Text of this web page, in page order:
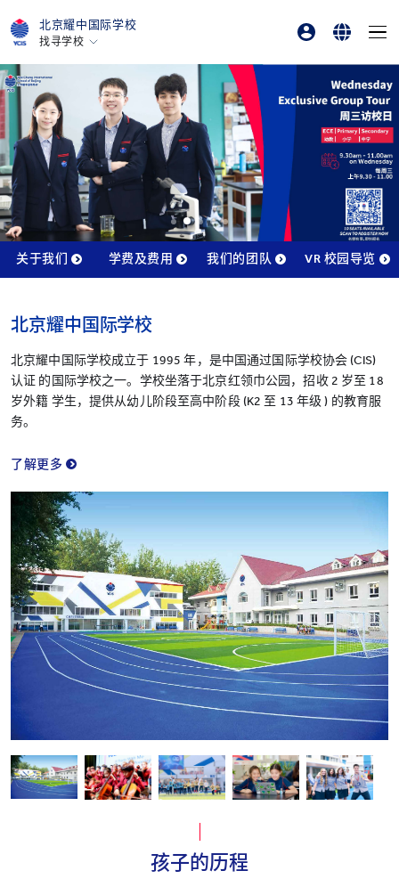
北京耀中国际学校
找寻学校
香港
美国硅谷
北京
北京亦莊
重庆
青岛
上海
父母登入
在线订购
English
简体中文
关于我们 学费及费用 我们的团队 VR 校园导览
北京耀中国际学校
北京耀中国际学校成立于 1995 年，是中国通过国际学校协会 (CIS)
认证 的国际学校之一。学校坐落于北京红领巾公园，招收 2 岁至 18
岁外籍 学生，提供从幼儿阶段至高中阶段 (K2 至 13 年级 ) 的教育服
务。
了解更多
孩子的历程